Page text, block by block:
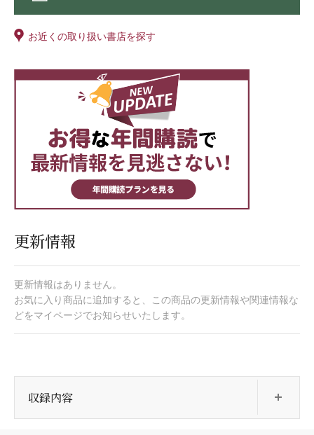
お近くの取り扱い書店を探す
更新情報
更新情報はありません。
お気に入り商品に追加すると、この商品の更新情報や関連情報な
どをマイページでお知らせいたします。
収録内容